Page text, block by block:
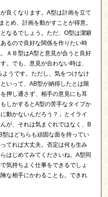
良くなります。A型は計画を立て
とめ、計画を動かすことが得意。
なるでしょう。ただ、O型は潔癖
るので良好な関係を作りたい時
ＡＢ型はA型と意見が合うと良好
。でも、意見が合わない時は、
うです。ただし、気をつけなけ
いって、AB型が納得したとは限
押し通さず、相手の意見にも耳
しかするとA型の苦手なタイプか
動かないんだろう？」とイライ
が、それは気まぐれではなく、B
はどちらも頑固な面を持ってい
てれば大丈夫。否定は何も生み
はじめてみてくださいね。A型同
気持ちよく仕事をできるでしょ
な相手にかわることも。できれ